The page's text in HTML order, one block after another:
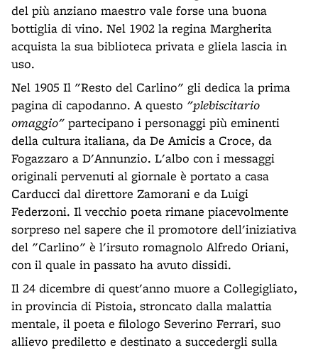
del più anziano maestro vale forse una buona
bottiglia di vino. Nel 1902 la regina Margherita
acquista la sua biblioteca privata e gliela lascia in
uso.
Nel 1905 Il "Resto del Carlino" gli dedica la prima
pagina di capodanno. A questo "plebiscitario
omaggio" partecipano i personaggi più eminenti
della cultura italiana, da De Amicis a Croce, da
Fogazzaro a D'Annunzio. L'albo con i messaggi
originali pervenuti al giornale è portato a casa
Carducci dal direttore Zamorani e da Luigi
Federzoni. Il vecchio poeta rimane piacevolmente
sorpreso nel sapere che il promotore dell'iniziativa
del "Carlino" è l'irsuto romagnolo Alfredo Oriani,
con il quale in passato ha avuto dissidi.
Il 24 dicembre di quest'anno muore a Collegigliato,
in provincia di Pistoia, stroncato dalla malattia
mentale, il poeta e filologo Severino Ferrari, suo
allievo prediletto e destinato a succedergli sulla